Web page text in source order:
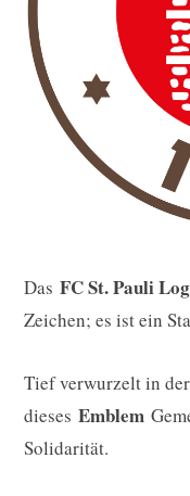
Das FC St. Pauli
Zeichen; es ist ein
Tief verwurzelt in
dieses Emblem
Solidarität.